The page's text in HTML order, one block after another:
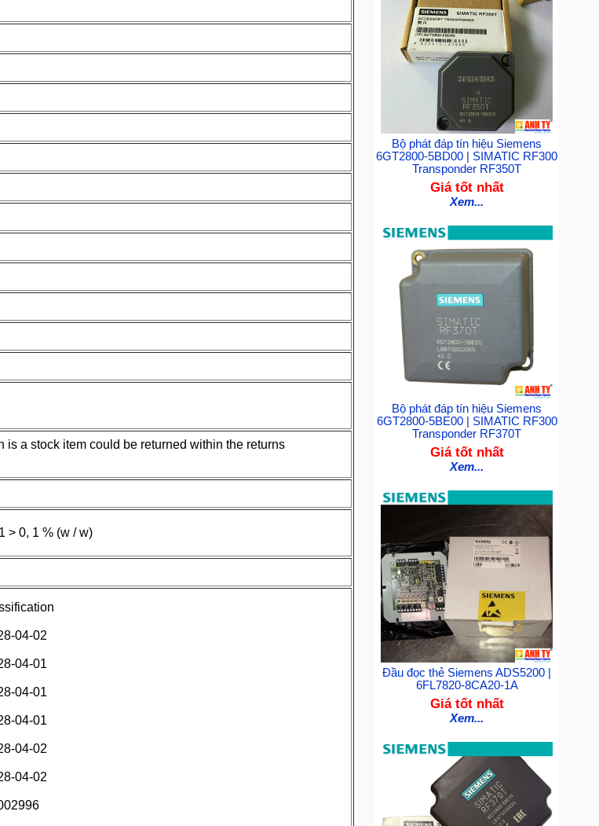
is a stock item could be returned within the returns
> 0, 1 % (w / w)
04-02
04-01
04-01
04-01
04-02
04-02
Bộ phát đáp tín hiệu Siemens
6GT2800-5BD00 | SIMATIC RF300
Transponder RF350T
Giá tốt nhất
Xem...
Bộ phát đáp tín hiệu Siemens
6GT2800-5BE00 | SIMATIC RF300
Transponder RF370T
Giá tốt nhất
Xem...
Đầu đọc thẻ Siemens ADS5200 |
6FL7820-8CA20-1A
Giá tốt nhất
Xem...